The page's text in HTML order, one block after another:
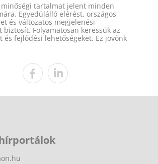
tartalmat jelent minden
Egyedülálló elérést, országos
és változatos megjelenési
biztosít. Folyamatosan keressük az
és fejlődési lehetőségeket. Ez jövőnk